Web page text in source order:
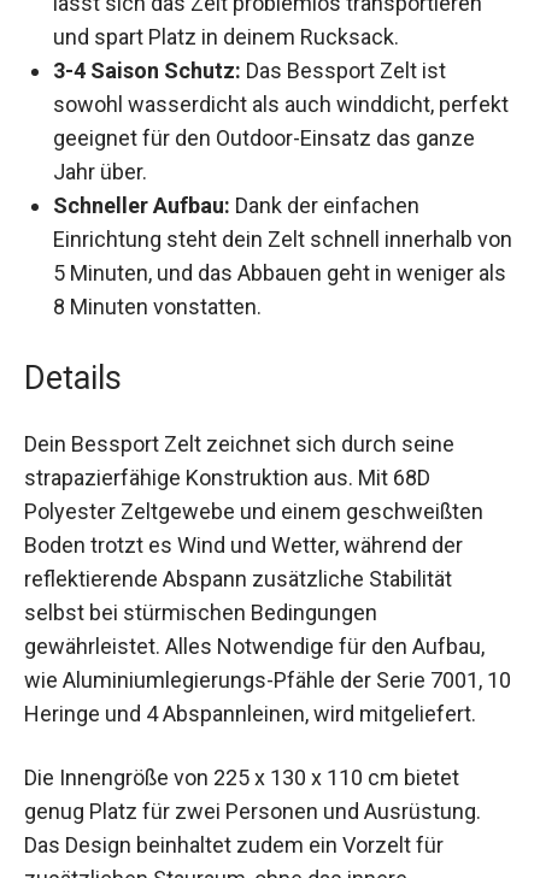
cm lässt sich das Zelt problemlos
transportieren und spart Platz in deinem
Rucksack.
3-4 Saison Schutz:Das Bessport Zelt ist
sowohl wasserdicht als auch winddicht,
perfekt geeignet für den Outdoor-Einsatz das
ganze Jahr über.
Schneller Aufbau:Dank der einfachen
Einrichtung steht dein Zelt schnell innerhalb
von 5 Minuten, und das Abbauen geht in
Details
Dein Bessport Zelt zeichnet sich durch seine
strapazierfähige Konstruktion aus. Mit 68D
Polyester Zeltgewebe und einem geschweißten
Boden trotzt es Wind und Wetter, während der
reflektierende Abspann zusätzliche Stabilität
selbst bei stürmischen Bedingungen
gewährleistet. Alles Notwendige für den Aufbau,
wie Aluminiumlegierungs-Pfähle der Serie 7001,
10 Heringe und 4 Abspannleinen, wird
mitgeliefert.
Die Innengröße von 225 x 130 x 110 cm bietet